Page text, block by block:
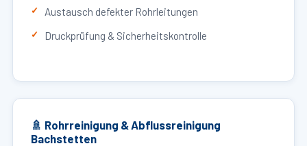
Austausch defekter Rohrleitungen
Druckprüfung & Sicherheitskontrolle
🚿 Rohrreinigung & Abflussreinigung
Bachstetten